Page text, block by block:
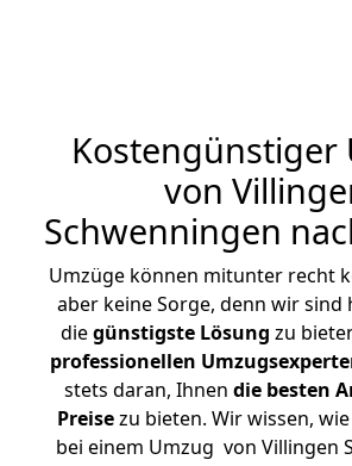
Kostengünstiger
von
Schwenningen
Umzüge können mitunter recht
aber keine Sorge, denn wir sind
diegünstigste Lösung zu
professionellen
stets daran, Ihnen die besten
Preisezu bieten. Wir wissen,
bei einem Umzug von Villingen